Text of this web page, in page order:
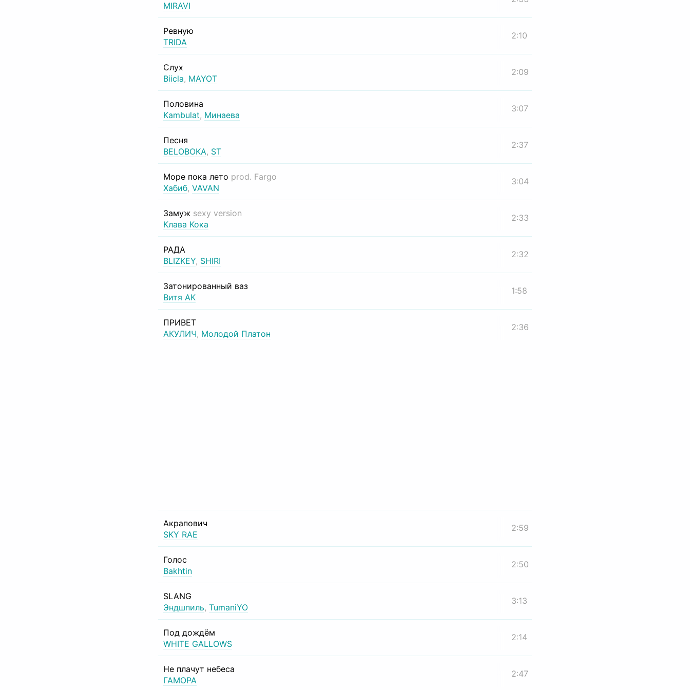
MIRAVI
Ревную
TRIDA
2:10
Слух
Biicla, MAYOT
2:09
Половина
Kambulat, Минаева
3:07
Песня
BELOBOKA, ST
2:37
Море пока лето prod. Fargo
Хабиб, VAVAN
3:04
Замуж sexy version
Клава Кока
2:33
РАДА
BLIZKEY, SHIRI
2:32
Затонированный ваз
Витя АК
1:58
ПРИВЕТ
АКУЛИЧ, Молодой Платон
2:36
Акрапович
SKY RAE
2:59
Голос
Bakhtin
2:50
SLANG
Эндшпиль, TumaniYO
3:13
Под дождём
WHITE GALLOWS
2:14
Не плачут небеса
ГАМОРА
2:47